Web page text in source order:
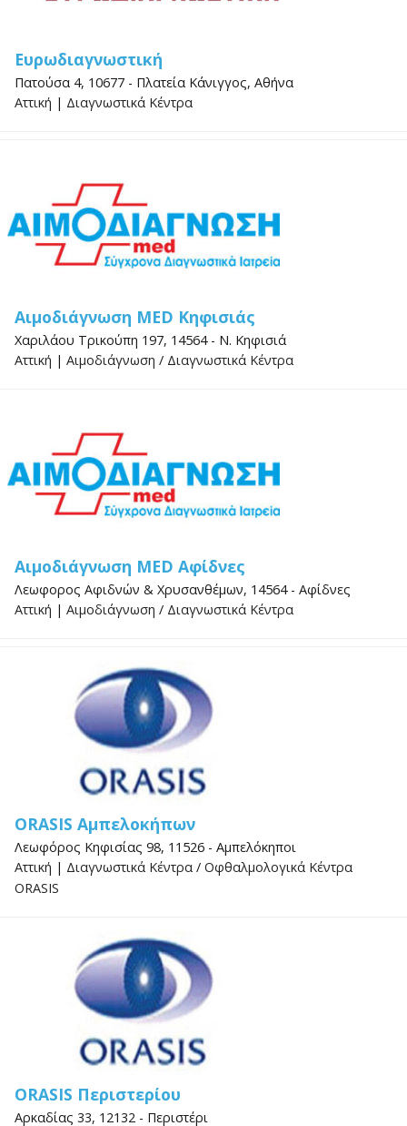
Ευρωδιαγνωστική
Πατούσα 4, 10677 - Πλατεία Κάνιγγος, Αθήνα
Αττική | Διαγνωστικά Κέντρα
Αιμοδιάγνωση MED Κηφισιάς
Χαριλάου Τρικούπη 197, 14564 - Ν. Κηφισιά
Αττική | Αιμοδιάγνωση / Διαγνωστικά Κέντρα
Αιμοδιάγνωση MED Αφίδνες
Λεωφορος Αφιδνών & Χρυσανθέμων, 14564 - Αφίδνες
Αττική | Αιμοδιάγνωση / Διαγνωστικά Κέντρα
ORASIS Αμπελοκήπων
Λεωφόρος Κηφισίας 98, 11526 - Αμπελόκηποι
Αττική | Διαγνωστικά Κέντρα / Οφθαλμολογικά Κέντρα
ORASIS
ORASIS Περιστερίου
Αρκαδίας 33, 12132 - Περιστέρι